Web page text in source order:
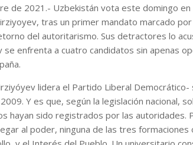
de 2021.- Uzbekistán vota este domingo en
tras un primer mandato marcado
del autoritarismo. Sus detractores lo
se enfrenta a cuatro candidatos sin apenas
lidera el Partido Liberal
Y es que, según la legislación nacional,
hayan sido registrados por las autoridades.
al poder, ninguna de las tres